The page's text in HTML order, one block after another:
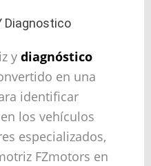
Diagnostico
y diagnóstico
en una
identificar
los vehículos
especializados,
FZmotors en